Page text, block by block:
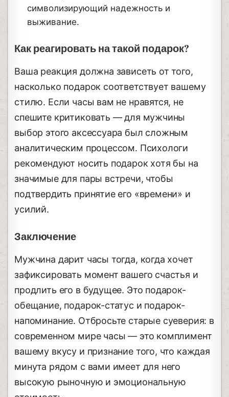
символизирующий надежность и
выживание.
Как реагировать на такой подарок?
Ваша реакция должна зависеть от того,
насколько подарок соответствует вашему
стилю. Если часы вам не нравятся, не
спешите критиковать — для мужчины
выбор этого аксессуара был сложным
аналитическим процессом. Психологи
рекомендуют носить подарок хотя бы на
значимые для пары встречи, чтобы
подтвердить принятие его «времени» и
усилий.
Заключение
Мужчина дарит часы тогда, когда хочет
зафиксировать момент вашего счастья и
продлить его в будущее. Это подарок-
обещание, подарок-статус и подарок-
напоминание. Отбросьте старые суеверия: в
современном мире часы — это комплимент
вашему вкусу и признание того, что каждая
минута рядом с вами имеет для него
высокую рыночную и эмоциональную